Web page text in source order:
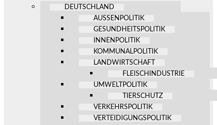
DEUTSCHLAND
AUSSENPOLITIK
GESUNDHEITSPOLITIK
INNENPOLITIK
KOMMUNALPOLITIK
LANDWIRTSCHAFT
FLEISCHINDUSTRIE
UMWELTPOLITIK
TIERSCHUTZ
VERKEHRSPOLITIK
VERTEIDIGUNGSPOLITIK